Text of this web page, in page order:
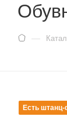
—
Есть